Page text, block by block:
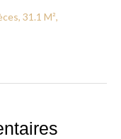
31.1 M²,